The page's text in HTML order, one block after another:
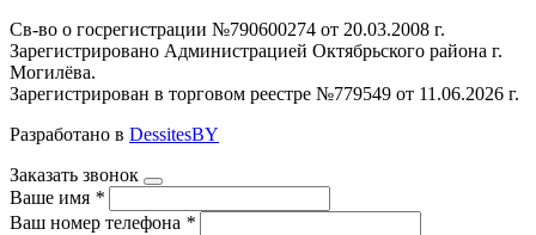
Св-во о госрегистрации №790600274 от 20.03.2008 г.
Зарегистрировано Администрацией Октябрьского района г.
Могилёва.
Зарегистрирован в торговом реестре №779549 от 11.06.2026 г.
Разработано в DessitesBY
Заказать звонок
Ваше имя *
Ваш номер телефона *